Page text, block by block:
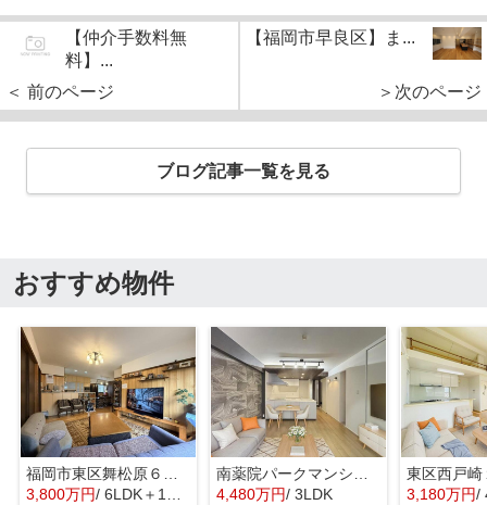
【仲介手数料無
料】...
＜ 前のページ
【福岡市早良区】ま...
＞次のページ
ブログ記事一覧を見る
おすすめ物件
福岡市東区舞松原６丁目 戸建て
3,800万円/ 6LDK＋1S(納戸)
南薬院パークマンション
4,480万円/ 3LDK 3,180万円/